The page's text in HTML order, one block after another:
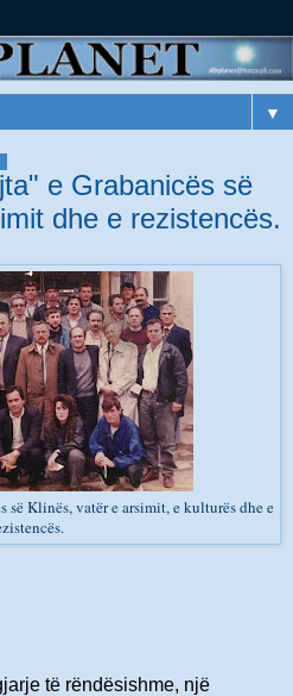
▼
e Grabanicës së
dhe e rezistencës.
Klinës, vatër e arsimit, e kulturës dhe e
të rëndësishme, një